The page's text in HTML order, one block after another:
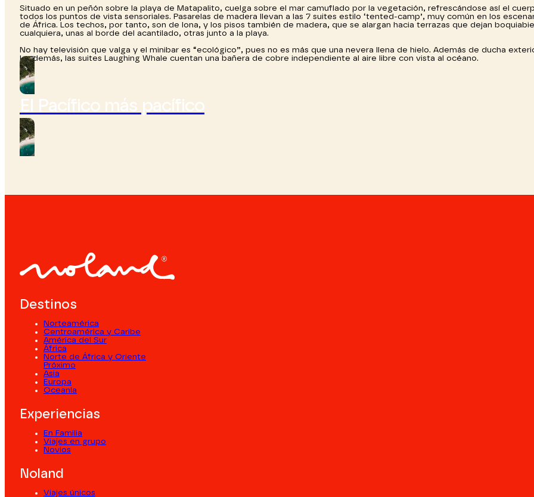
Situado en un peñón sobre la playa de Matapalito, cuelga sobre el mar camuflado por la vegetación, refrescándose así el
todos los puntos de vista sensoriales. Pasarelas de madera llevan a las 7 suites estilo ‘tented-camp’, muy común en los
de África. Los techos, por tanto, son de lona, y los pisos también de madera, que se alargan hacia terrazas que dejan
cualquiera, unas al borde del acantilado, otras junto a la playa.
No hay televisión que valga y el minibar es “ecológico”, pues no es más que una nevera llena de hielo. Además de ducha
las demás, las suites Laughing Whale cuentan una bañera de cobre independiente al aire libre con vista al océano.
El Pacífico más pacífico
Destinos
Norteamérica
Centroamérica y Caribe
América del Sur
África
Norte de África y Oriente
Próximo
Asia
Europa
Oceanía
Experiencias
En Familia
Viajes en grupo
Novios
Noland
Viajes únicos